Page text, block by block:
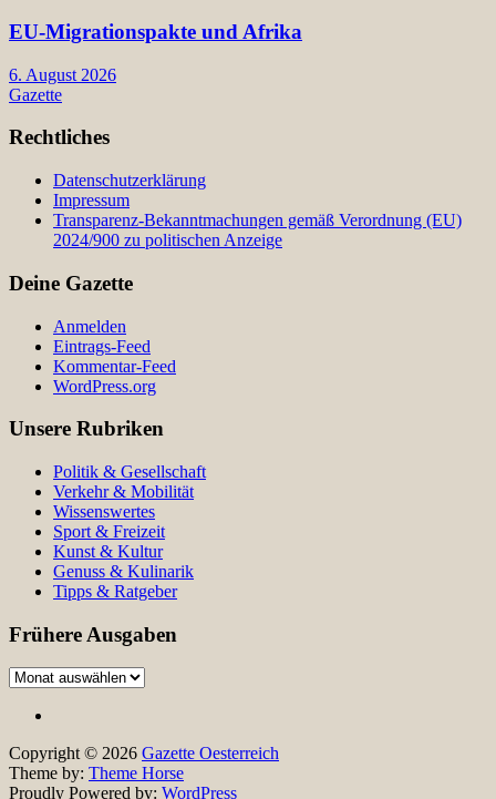
EU-Migrationspakte und Afrika
6. August 2026
Gazette
Rechtliches
Datenschutzerklärung
Impressum
Transparenz-Bekanntmachungen gemäß Verordnung (EU)
2024/900 zu politischen Anzeige
Deine Gazette
Anmelden
Eintrags-Feed
Kommentar-Feed
WordPress.org
Unsere Rubriken
Politik & Gesellschaft
Verkehr & Mobilität
Wissenswertes
Sport & Freizeit
Kunst & Kultur
Genuss & Kulinarik
Tipps & Ratgeber
Frühere Ausgaben
Frühere
Copyright © 2026 Gazette Oesterreich
Theme by: Theme Horse
Proudly Powered by: WordPress